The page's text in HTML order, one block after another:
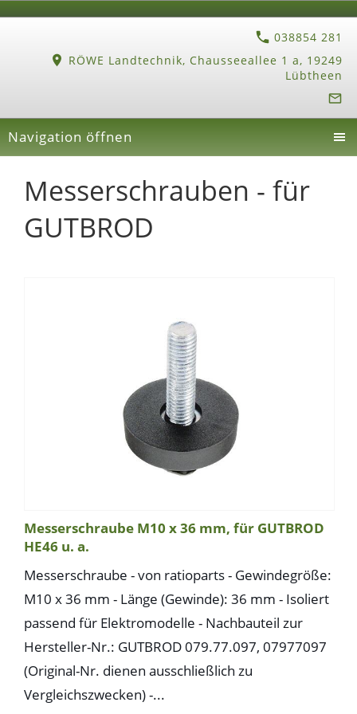
038854 281
RÖWE Landtechnik, Chausseeallee 1 a, 19249
Lübtheen
Navigation öffnen
Messerschrauben - für
GUTBROD
Messerschraube M10 x 36 mm, für GUTBROD
HE46 u. a.
Messerschraube - von ratioparts - Gewindegröße:
M10 x 36 mm - Länge (Gewinde): 36 mm - Isoliert
passend für Elektromodelle - Nachbauteil zur
Hersteller-Nr.: GUTBROD 079.77.097, 07977097
(Original-Nr. dienen ausschließlich zu
Vergleichszwecken) -...